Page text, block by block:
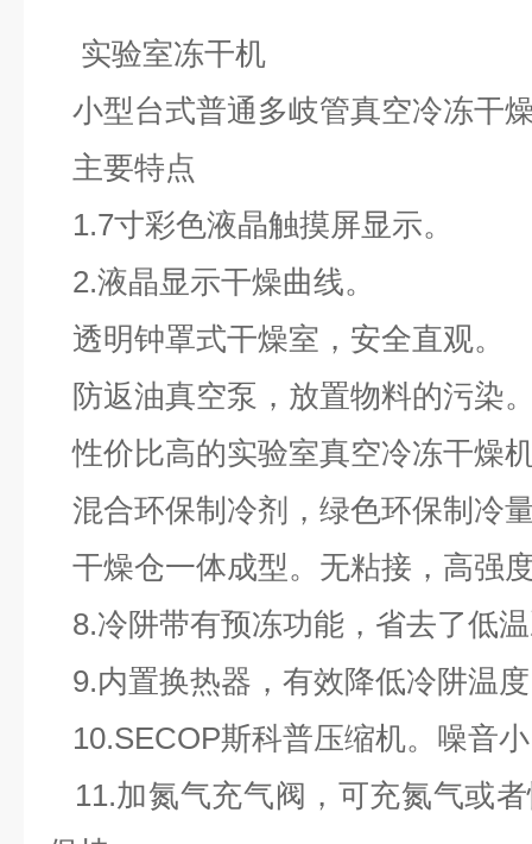
实验室冻干机
小型台式普通多岐管真空冷冻干
主要特点
1.7寸彩色液晶触摸屏显示。
2.液晶显示干燥曲线。
透明钟罩式干燥室，安全直观。
防返油真空泵，放置物料的污染
性价比高的实验室真空冷冻干燥
混合环保制冷剂，绿色环保制冷
干燥仓一体成型。无粘接，高强
8.冷阱带有预冻功能，省去了低
9.内置换热器，有效降低冷阱温
10.SECOP斯科普压缩机。噪音
11.加氮气充气阀，可充氮气或